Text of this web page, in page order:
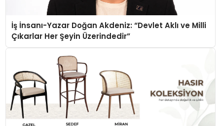
İş İnsanı-Yazar Doğan Akdeniz: “Devlet Aklı ve Milli
Çıkarlar Her Şeyin Üzerindedir”